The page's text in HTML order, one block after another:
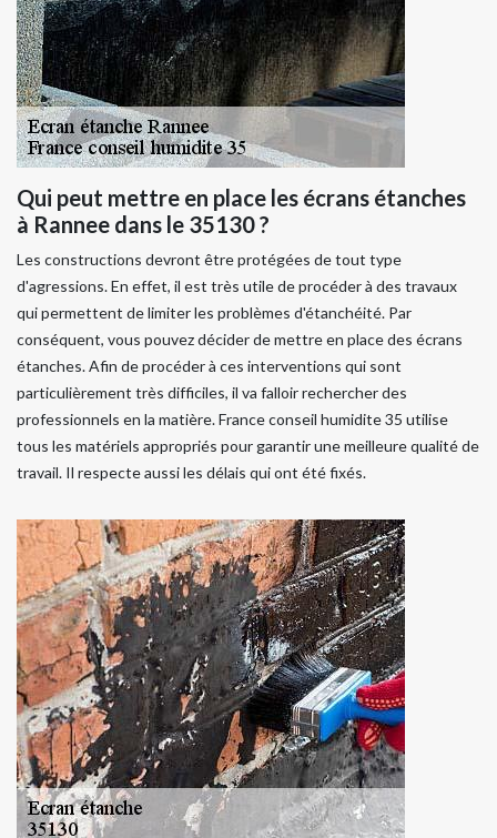
Qui peut mettre en place les écrans étanches
à Rannee dans le 35130 ?
Les constructions devront être protégées de tout type
d'agressions. En effet, il est très utile de procéder à des travaux
qui permettent de limiter les problèmes d'étanchéité. Par
conséquent, vous pouvez décider de mettre en place des écrans
étanches. Afin de procéder à ces interventions qui sont
particulièrement très difficiles, il va falloir rechercher des
professionnels en la matière. France conseil humidite 35 utilise
tous les matériels appropriés pour garantir une meilleure qualité de
travail. Il respecte aussi les délais qui ont été fixés.